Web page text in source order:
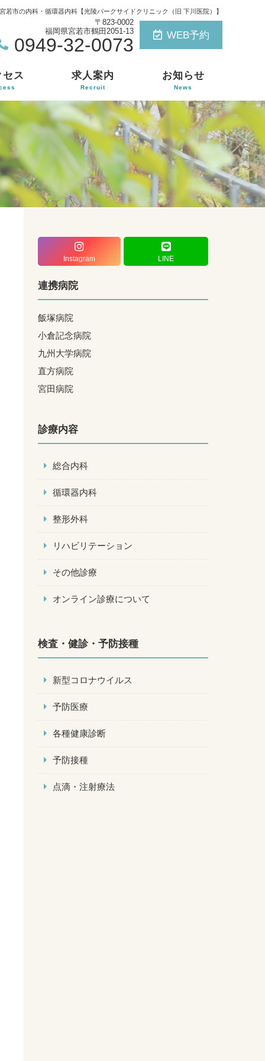
若市の内科・循環器内科【光陵パークサイドクリニック（旧 下川医院）】
〒823-0002
福岡県宮若市鶴田2051-13
0949-32-0073 WEB予約
セス 求人案内
Recruit
お知らせ
News
Instagram LINE
連携病院
飯塚病院
小倉記念病院
九州大学病院
直方病院
宮田病院
診療内容
総合内科
循環器内科
整形外科
リハビリテーション
その他診療
オンライン診療について
検査・健診・予防接種
新型コロナウイルス
予防医療
各種健康診断
予防接種
点滴・注射療法